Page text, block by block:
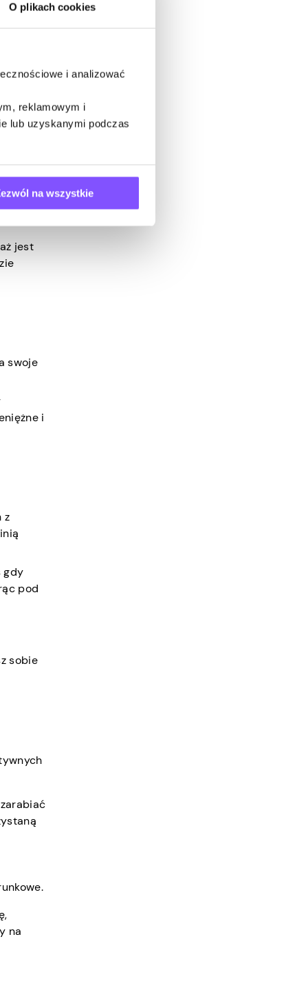
O plikach cookies
i analizować
reklamowym i
lub uzyskanymi podczas
na wszystkie
to, że
W
jest
swoje
i
z
gdy
pod
sobie
na